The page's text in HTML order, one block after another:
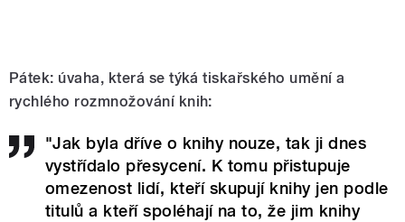
Pátek: úvaha, která se týká tiskařského umění a
rychlého rozmnožování knih:
"Jak byla dříve o knihy nouze, tak ji dnes
vystřídalo přesycení. K tomu přistupuje
omezenost lidí, kteří skupují knihy jen podle
titulů a kteří spoléhají na to, že jim knihy